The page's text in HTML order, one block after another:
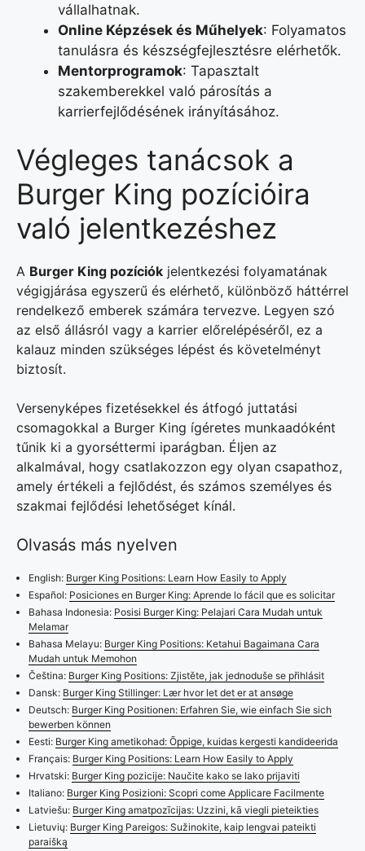
vállalhatnak.
Online Képzések és Műhelyek: Folyamatos
tanulásra és készségfejlesztésre elérhetők.
Mentorprogramok: Tapasztalt
szakemberekkel való párosítás a
karrierfejlődésének irányításához.
Végleges tanácsok a
Burger King pozícióira
való jelentkezéshez
A Burger King pozíciók jelentkezési folyamatának
végigjárása egyszerű és elérhető, különböző háttérrel
rendelkező emberek számára tervezve. Legyen szó
az első állásról vagy a karrier előrelépéséről, ez a
kalauz minden szükséges lépést és követelményt
biztosít.
Versenyképes fizetésekkel és átfogó juttatási
csomagokkal a Burger King ígéretes munkaadóként
tűnik ki a gyorséttermi iparágban. Éljen az
alkalmával, hogy csatlakozzon egy olyan csapathoz,
amely értékeli a fejlődést, és számos személyes és
szakmai fejlődési lehetőséget kínál.
Olvasás más nyelven
English: Burger King Positions: Learn How Easily to Apply
Español: Posiciones en Burger King: Aprende lo fácil que es solicitar
Bahasa Indonesia: Posisi Burger King: Pelajari Cara Mudah untuk
Melamar
Bahasa Melayu: Burger King Positions: Ketahui Bagaimana Cara
Mudah untuk Memohon
Čeština: Burger King Positions: Zjistěte, jak jednoduše se přihlásit
Dansk: Burger King Stillinger: Lær hvor let det er at ansøge
Deutsch: Burger King Positionen: Erfahren Sie, wie einfach Sie sich
bewerben können
Eesti: Burger King ametikohad: Õppige, kuidas kergesti kandideerida
Français: Burger King Positions: Learn How Easily to Apply
Hrvatski: Burger King pozicije: Naučite kako se lako prijaviti
Italiano: Burger King Posizioni: Scopri come Applicare Facilmente
Latviešu: Burger King amatpozīcijas: Uzzini, kā viegli pieteikties
Lietuvių: Burger King Pareigos: Sužinokite, kaip lengvai pateikti
paraišką